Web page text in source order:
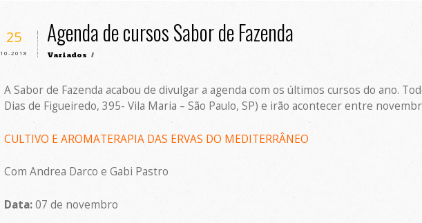
25
10-2018
Agenda de cursos Sabor de Fazenda
Variados /
A Sabor de Fazenda acabou de divulgar a agenda com os últimos cursos do ano.
Dias de Figueiredo, 395- Vila Maria – São Paulo, SP) e irão acontecer entre
CULTIVO E AROMATERAPIA DAS ERVAS DO MEDITERRÂNEO
Com Andrea Darco e Gabi Pastro
Data:07 de novembro